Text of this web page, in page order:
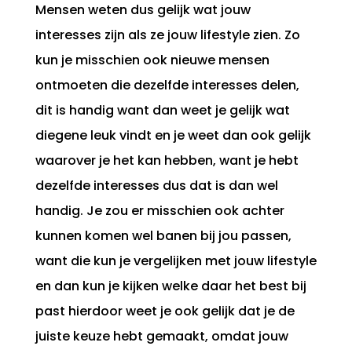
Mensen weten dus gelijk wat jouw
interesses zijn als ze jouw lifestyle zien. Zo
kun je misschien ook nieuwe mensen
ontmoeten die dezelfde interesses delen,
dit is handig want dan weet je gelijk wat
diegene leuk vindt en je weet dan ook gelijk
waarover je het kan hebben, want je hebt
dezelfde interesses dus dat is dan wel
handig. Je zou er misschien ook achter
kunnen komen wel banen bij jou passen,
want die kun je vergelijken met jouw lifestyle
en dan kun je kijken welke daar het best bij
past hierdoor weet je ook gelijk dat je de
juiste keuze hebt gemaakt, omdat jouw